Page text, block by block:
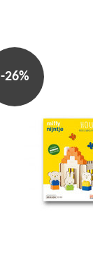
-26%